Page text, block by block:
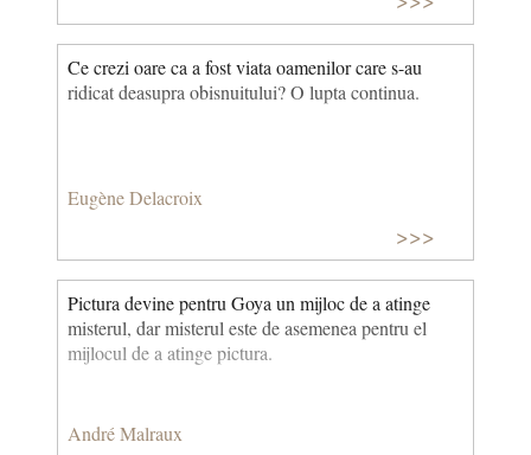
Ce crezi oare ca a fost viata oamenilor care s-au
ridicat deasupra obisnuitului? O lupta continua.
Eugène Delacroix
>>>
Pictura devine pentru Goya un mijloc de a atinge
misterul, dar misterul este de asemenea pentru el
mijlocul de a atinge pictura.
André Malraux